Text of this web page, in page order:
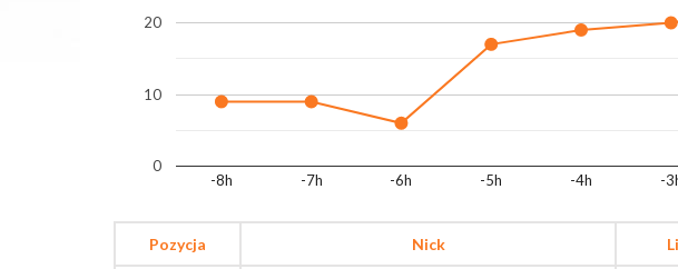
-8h -7h -6h -5h -4h -
0
10
20
Pozycja Nick